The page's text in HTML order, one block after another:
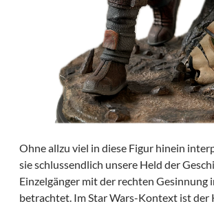
Ohne allzu viel in diese Figur hinein
sie schlussendlich unsere Held der
Einzelgänger mit der rechten Gesinnung
betrachtet. Im Star Wars-Kontext ist der